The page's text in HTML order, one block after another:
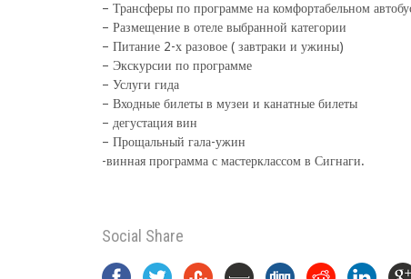
– Трансферы по программе на комфортабельном
– Размещение в отеле выбранной категории
– Питание 2-х разовое ( завтраки и ужины)
– Экскурсии по программе
– Услуги гида
– Входные билеты в музеи и канатные билеты
– дегустация вин
– Прощальный гала-ужин
-винная программа с мастерклассом в Сигнаги.
Social Share